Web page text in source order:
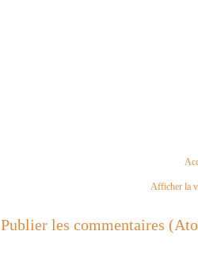
Afficher la
Publier les commentaires